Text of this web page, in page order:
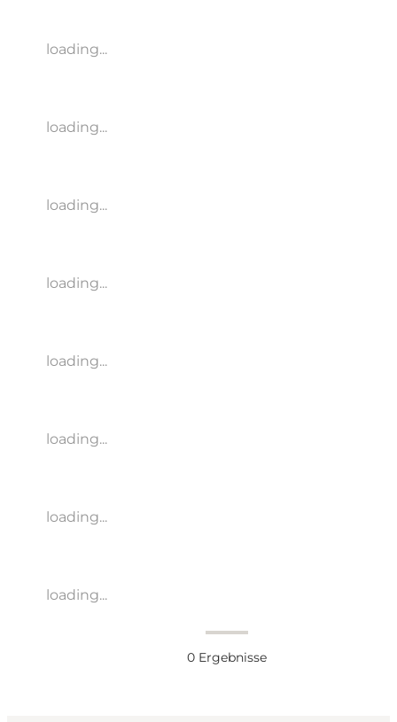
loading...
loading...
loading...
loading...
loading...
loading...
loading...
loading...
0 Ergebnisse